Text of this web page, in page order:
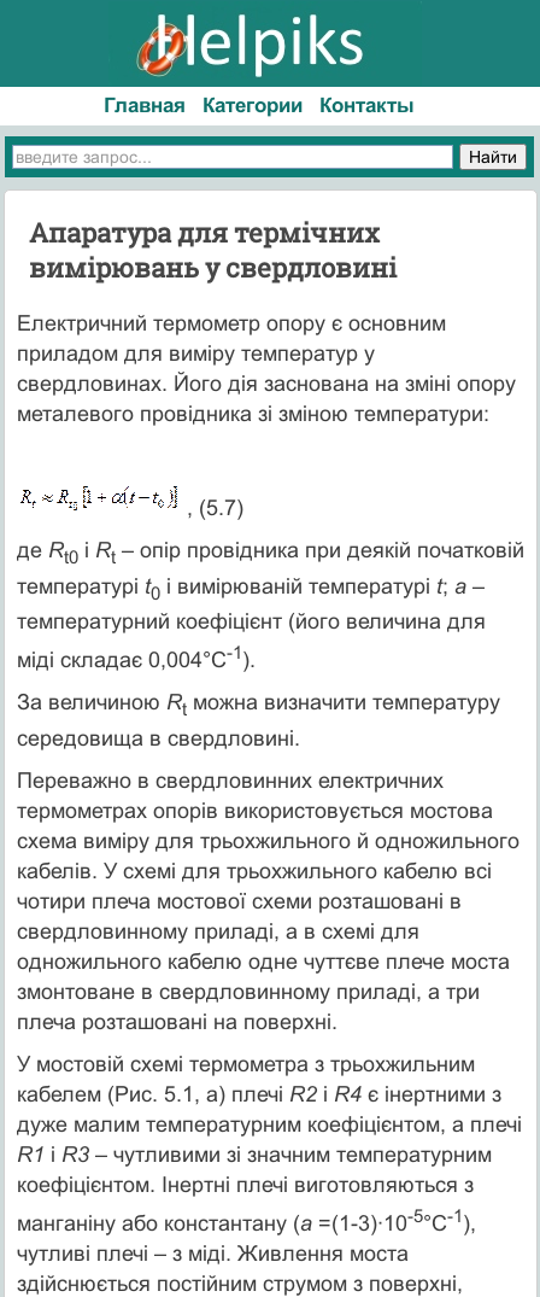
Главная Категории Контакты
Апаратура для термічних
вимірювань у свердловині
Електричний термометр опору є основним
приладом для виміру температур у
свердловинах. Його дія заснована на зміні опору
металевого провідника зі зміною температури:
, (5.7)
де Rt0і Rt– опір провідника при деякій початковій
температурі t0і вимірюваній температурі t; a–
температурний коефіцієнт (його величина для
міді складає 0,004°С-1).
За величиною Rtможна визначити температуру
середовища в свердловині.
Переважно в свердловинних електричних
термометрах опорів використовується мостова
схема виміру для трьохжильного й одножильного
кабелів. У схемі для трьохжильного кабелю всі
чотири плеча мостової схеми розташовані в
свердловинному приладі, а в схемі для
одножильного кабелю одне чуттєве плече моста
змонтоване в свердловинному приладі, а три
плеча розташовані на поверхні.
У мостовій схемі термометра з трьохжильним
кабелем (Рис. 5.1, а) плечі R2і R4є інертними з
дуже малим температурним коефіцієнтом, а плечі
R1 і R3– чутливими зі значним температурним
коефіцієнтом. Інертні плечі виготовляються з
манганіну або константану (a=(1-3)·10-5°С-1),
чутливі плечі – з міді. Живлення моста
здійснюється постійним струмом з поверхні,